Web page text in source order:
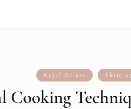
Keşif Atlası Ekim
Cooking